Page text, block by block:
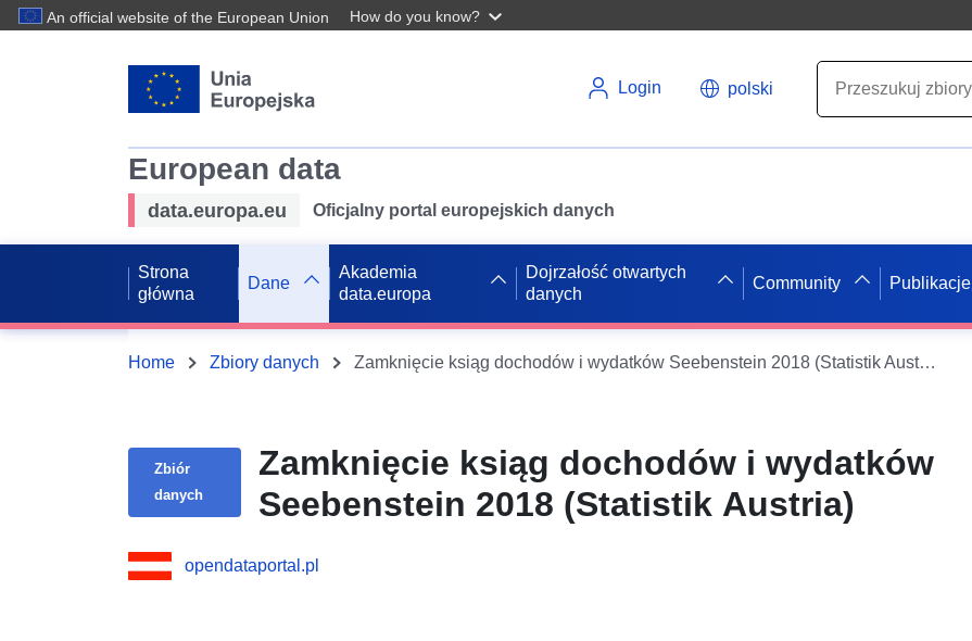
An official website of the European Union How do you know?
Login polski
European data
data.europa.eu Oficjalny portal europejskich danych
Strona
główna
Dane
Akademia
data.europa
Dojrzałość otwartych
danych
Community Publikacje
Home Zbiory danych Zamknięcie ksiąg dochodów i wydatków Seebenstein 2018 (Statistik Austria)
Zbiór
danych
Zamknięcie ksiąg dochodów i wydatków
Seebenstein 2018 (Statistik Austria)
opendataportal.pl